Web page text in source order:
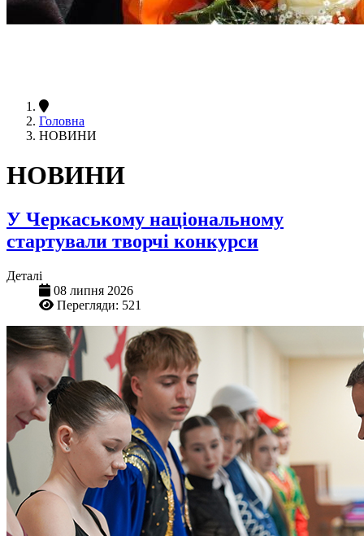
Головна
НОВИНИ
НОВИНИ
У Черкаському національному
стартували творчі конкурси
Деталі
08 липня 2026
Перегляди: 521